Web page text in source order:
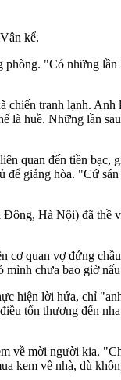
kể.
"Có những
tranh lạnh.
là huề. Những lần
quan đến tiền bạc,
giảng hòa. "Cứ
Hà Nội) đã thề
cơ quan vợ đứng
chưa bao giờ
hiện lời hứa, chỉ
tổn thương đến
về mời người kia.
kem về nhà, dù